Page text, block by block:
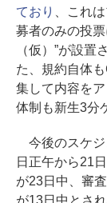
ており
、これ
募者のみの投
（仮）”が設置
た、規約自体
集して内容を
体制も新生3分
今後のスケジ
日正午から21
が23日中、審
が13日中とさ